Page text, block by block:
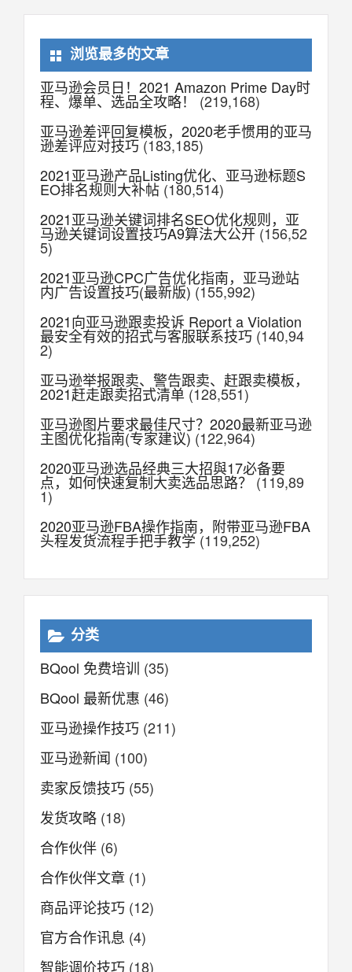
浏览最多的文章
亚马逊会员日！2021 Amazon Prime Day时
程、爆单、选品全攻略！
(219,168)
亚马逊差评回复模板，2020老手惯用的亚马
逊差评应对技巧(183,185)
2021亚马逊产品Listing优化、亚马逊标题S
EO排名规则大补帖 (180,514)
2021亚马逊关键词排名SEO优化规则，亚
马逊关键词设置技巧A9算法大公开(156,52
5)
2021亚马逊CPC广告优化指南，亚马逊站
内广告设置技巧(最新版)(155,992)
2021向亚马逊跟卖投诉 Report a Violation
最安全有效的招式与客服联系技巧 (140,94
2)
亚马逊举报跟卖、警告跟卖、赶跟卖模板，
2021赶走跟卖招式清单(128,551)
亚马逊图片要求最佳尺寸？2020最新亚马逊
主图优化指南(专家建议) (122,964)
2020亚马逊选品经典三大招與17必备要
点，如何快速复制大卖选品思路？ (119,89
1)
2020亚马逊FBA操作指南，附带亚马逊FBA
头程发货流程手把手教学(119,252)
分类
BQool 免费培训 (35)
BQool 最新优惠 (46)
亚马逊操作技巧 (211)
亚马逊新闻 (100)
卖家反馈技巧 (55)
发货攻略 (18)
合作伙伴 (6)
合作伙伴文章 (1)
商品评论技巧 (12)
官方合作讯息 (4)
智能调价技巧 (18)